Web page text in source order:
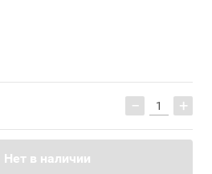
− +
Нет в наличии